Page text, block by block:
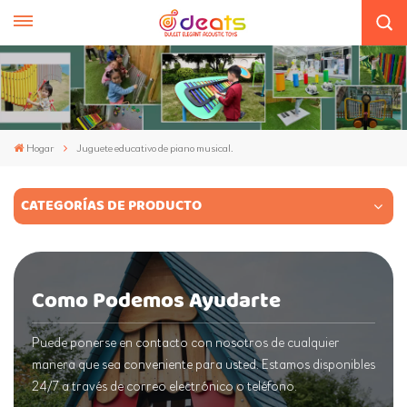
Hogar Juguete educativo de piano musical.
CATEGORÍAS DE PRODUCTO
Como Podemos Ayudarte
Puede ponerse en contacto con nosotros de cualquier
manera que sea conveniente para usted. Estamos disponibles
24/7 a través de correo electrónico o teléfono.